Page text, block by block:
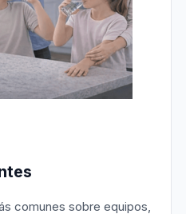
comunes sobre equipos,